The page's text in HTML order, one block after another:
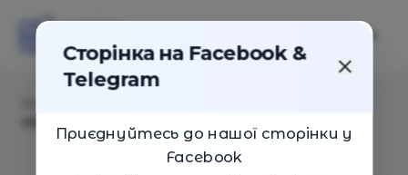
Сторінка на Facebook &
Telegram
Приєднуйтесь до нашої сторінки у
Facebook